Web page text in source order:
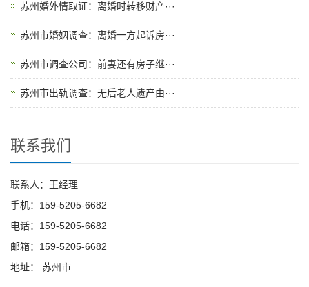
苏州婚外情取证：离婚时转移财产···
苏州市婚姻调查：离婚一方起诉房···
苏州市调查公司：前妻还有房子继···
苏州市出轨调查：无后老人遗产由···
联系我们
联系人：王经理
手机：159-5205-6682
电话：159-5205-6682
邮箱：159-5205-6682
地址： 苏州市